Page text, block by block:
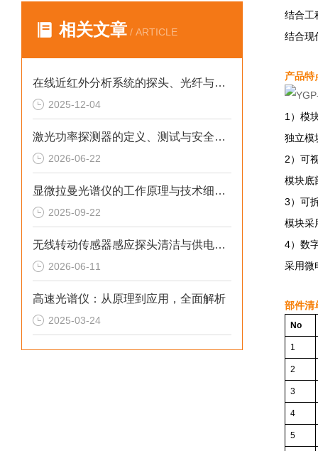
相关文章 / ARTICLE
在线近红外分析系统的探头、光纤与流通池设计与选型指南
2025-12-04
激光功率探测器的定义、测试与安全使用规范
2026-06-22
显微拉曼光谱仪的工作原理与技术细节分析
2025-09-22
无线转动传感器感应探头清洁与供电组件保养技巧
2026-06-11
高速光谱仪：从原理到应用，全面解析
2025-03-24
结合工
结合现
产品特
1）模
独立模
2）可
模块底
3）可
模块采
4）数
采用微
部件清
No
1
2
3
4
5